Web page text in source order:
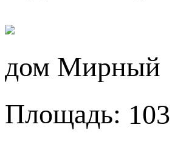
дом Мирный
Площадь: